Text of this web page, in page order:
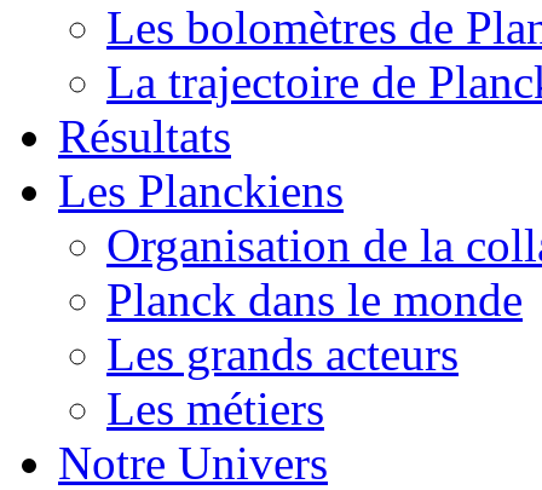
Les bolomètres de
La trajectoire de
Résultats
Les Planckiens
Organisation de la
Planck dans le monde
Les grands acteurs
Les métiers
Notre Univers